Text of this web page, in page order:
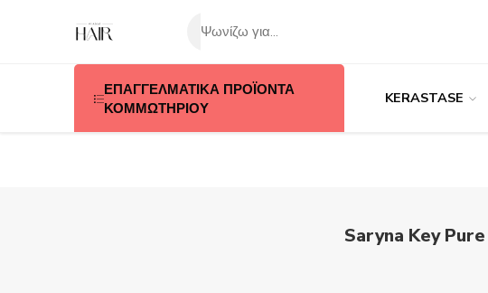
ΕΠΑΓΓΕΛΜΑΤΙΚΑ ΠΡΟΪΟΝΤΑ
ΚΟΜΜΩΤΗΡΙΟΥ
KERASTASE
Saryna Key